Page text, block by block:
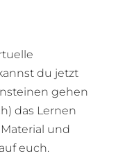
du jetzt
gehen
das Lernen
und
euch.